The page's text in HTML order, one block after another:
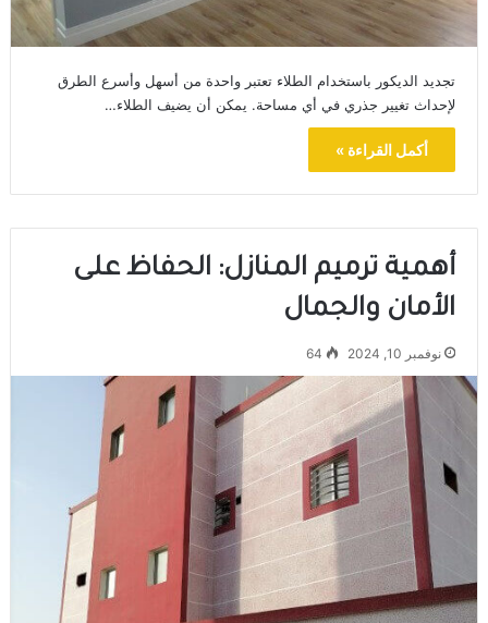
تجديد الديكور باستخدام الطلاء تعتبر واحدة من أسهل وأسرع الطرق
لإحداث تغيير جذري في أي مساحة. يمكن أن يضيف الطلاء…
أكمل القراءة »
أهمية ترميم المنازل: الحفاظ على
الأمان والجمال
نوفمبر 10, 2024 64